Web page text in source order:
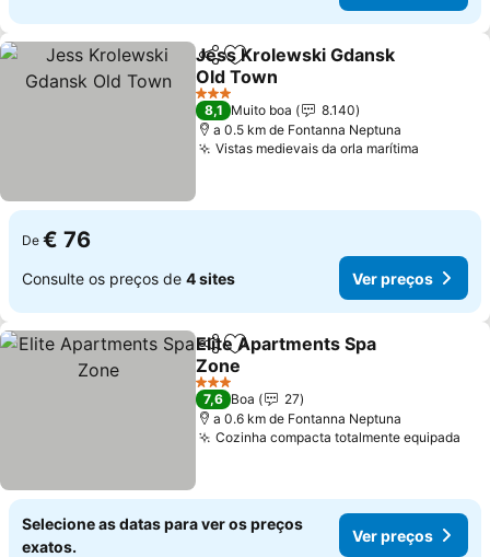
PartilharAdicionar aos favoritos
Jess Krolewski Gdansk
Old Town
Ver preços
3 Estrelas
8,1 Muito boa
8.140
a 0.5 km de Fontanna Neptuna
Vistas medievais da orla marítima
De € 76
Consulte os preços de 4 sites Ver preços
PartilharAdicionar aos favoritos
Elite Apartments Spa
Zone
Ver preços
3 Estrelas
7,6 Boa
27
a 0.6 km de Fontanna Neptuna
Cozinha compacta totalmente equipada
Selecione as datas para ver os preços
exatos.
Ver preços